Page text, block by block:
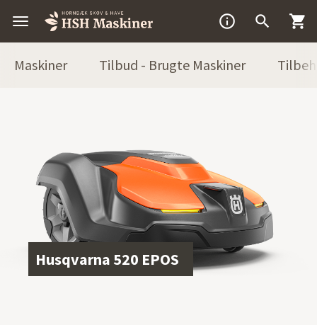
  
Maskiner Tilbud - Brugte Maskiner
Husqvarna 520 EPOS